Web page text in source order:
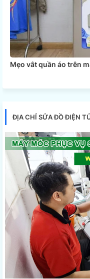
Mẹo vắt quần áo trên
ĐỊA CHỈ SỬA ĐỒ ĐIỆN